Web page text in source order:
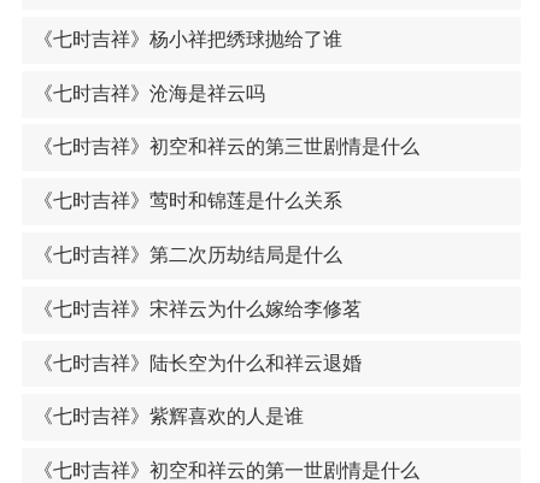
《七时吉祥》杨小祥把绣球抛给了谁
《七时吉祥》沧海是祥云吗
《七时吉祥》初空和祥云的第三世剧情是什么
《七时吉祥》莺时和锦莲是什么关系
《七时吉祥》第二次历劫结局是什么
《七时吉祥》宋祥云为什么嫁给李修茗
《七时吉祥》陆长空为什么和祥云退婚
《七时吉祥》紫辉喜欢的人是谁
《七时吉祥》初空和祥云的第一世剧情是什么